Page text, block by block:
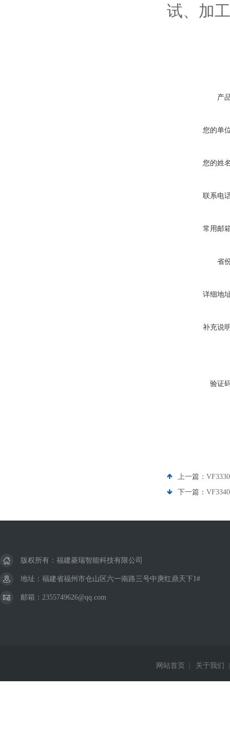
试、加工
产
您的单
您的姓
联系电
常用邮
省
详细地
补充说
验证
上一篇：
下一篇：
版权所有：福建菱瑞智能科技有限公司
地址：福建省福州市仓山区六一南路三号中庚红鼎天下1#
邮箱：2355749626@qq.com
网站首页 关于我们